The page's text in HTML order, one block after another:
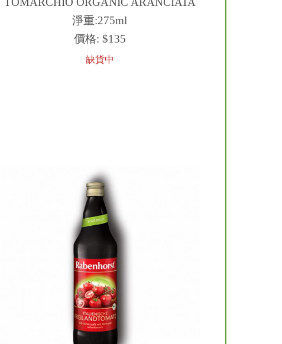
淨重:275ml
價格: $135
缺貨中